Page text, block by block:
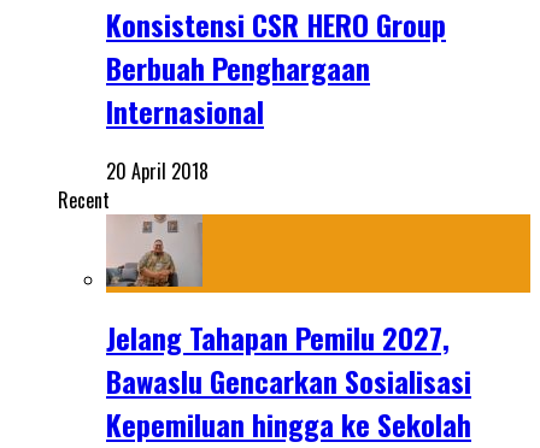
Konsistensi CSR HERO Group
Berbuah Penghargaan
Internasional
20 April 2018
Recent
Jelang Tahapan Pemilu 2027,
Bawaslu Gencarkan Sosialisasi
Kepemiluan hingga ke Sekolah